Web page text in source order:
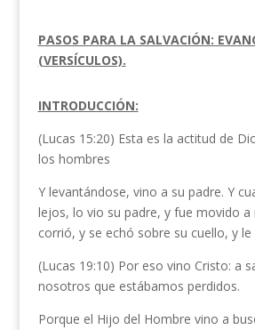
PASOS PARA LA SALVACIÓN:
(VERSÍCULOS).
INTRODUCCIÓN:
(Lucas 15:20) Esta es la actitud de
los hombres
Y levantándose, vino a su padre. Y
lejos, lo vio su padre, y fue movido a
corrió, y se echó sobre su cuello, y le
(Lucas 19:10) Por eso vino Cristo: a
nosotros que estábamos perdidos.
Porque el Hijo del Hombre vino a